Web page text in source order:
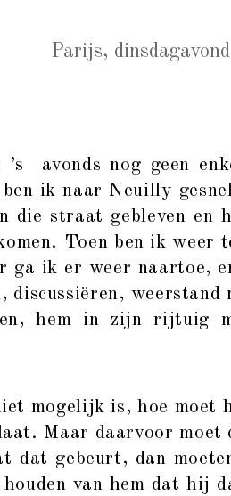
Parijs,
avonds nog geen
ik naar Neuilly
straat gebleven en
Toen ben ik weer
ga ik er weer naartoe,
discussiëren,
hem in zijn rijtuig
mogelijk is, hoe moet
Maar daarvoor moet
dat gebeurt, dan
van hem dat hij